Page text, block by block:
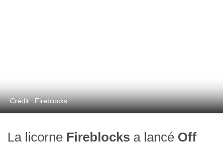
Crédit : Fireblocks
La licorne Fireblocks a lancé Off